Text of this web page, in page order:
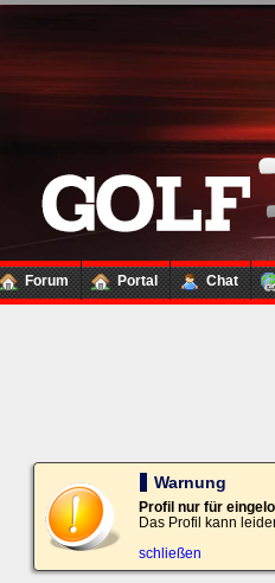
Forum Portal Chat
Trage
bitte
in
die
nachfolgenden
Felder
Deinen
und
Kennwort
ein,
um
Bei jedem
automatisch
Warnung
Profil nur für
Das Profil kann
schließen